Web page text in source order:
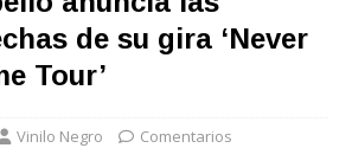
de su gira ‘Never
Tour’
Vinilo Negro
Comentarios